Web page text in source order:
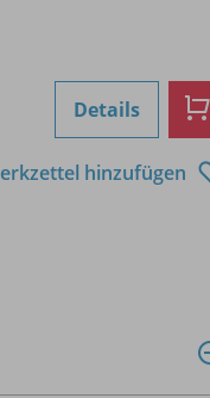
Details
hinzufügen